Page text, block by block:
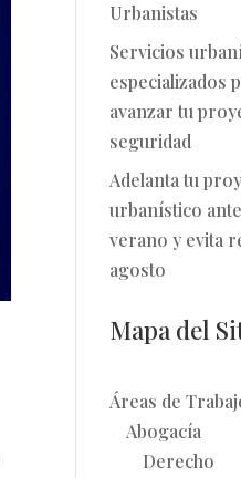
Urbanistas
Servicios
especializados
avanzar tu
seguridad
Adelanta tu
urbanístico
verano y evita
agosto
Mapa del
Áreas de
Abogacía
Derecho